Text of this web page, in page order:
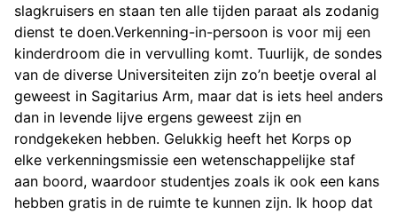
slagkruisers en staan ten alle tijden paraat als zodanig
dienst te doen.Verkenning-in-persoon is voor mij een
kinderdroom die in vervulling komt. Tuurlijk, de sondes
van de diverse Universiteiten zijn zo’n beetje overal al
geweest in Sagitarius Arm, maar dat is iets heel anders
dan in levende lijve ergens geweest zijn en
rondgekeken hebben. Gelukkig heeft het Korps op
elke verkenningsmissie een wetenschappelijke staf
aan boord, waardoor studentjes zoals ik ook een kans
hebben gratis in de ruimte te kunnen zijn. Ik hoop dat